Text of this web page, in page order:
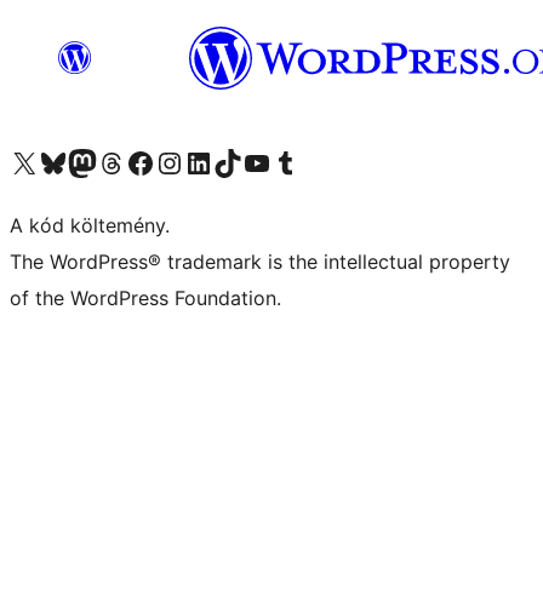
Visit our X (formerly Twitter) account
Visit our Bluesky account
Twitter csatornánk
Visit our Threads account
Facebook oldalunk megtekintése
Visit our Instagram account
Visit our LinkedIn account
Visit our TikTok account
Visit our YouTube channel
Visit our Tumblr account
A kód költemény.
The WordPress® trademark is the intellectual property
of the WordPress Foundation.